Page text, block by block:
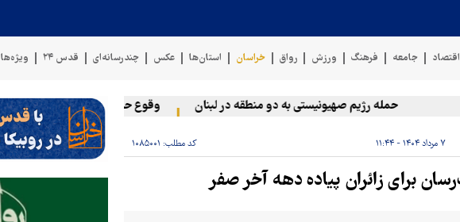
اقتصاد جامعه فرهنگ ورزش رواق خراسان استان‌ها عکس چندرسانه‌ای قدس ۲۴ ویژه‌ها
حمله رژیم صهیونیستی به دو منطقه در لبنان وقوع حادثه دریایی در سواحل عمان
۷ مرداد ۱۴۰۴ - ۱۱:۴۴ کد مطلب: ۱۰۸۵۰۰۱